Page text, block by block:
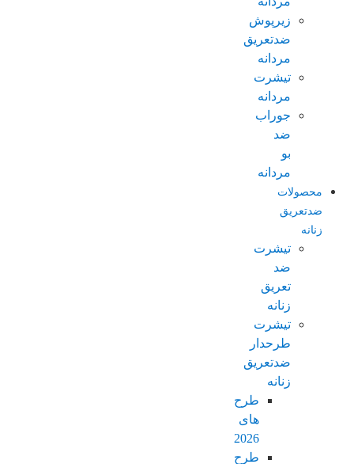
زیرپوش
ضدتعریق
مردانه
تیشرت
مردانه
جوراب
ضد
بو
مردانه
محصولات
ضدتعریق
زنانه
تیشرت
ضد
تعریق
زنانه
تیشرت
طرحدار
ضدتعریق
زنانه
طرح
های
2026
طرح